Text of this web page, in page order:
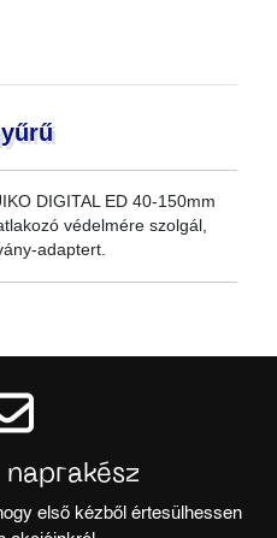
DIGITAL ED 40‑150mm
védelmére szolgál,
első kézből értesülhessen